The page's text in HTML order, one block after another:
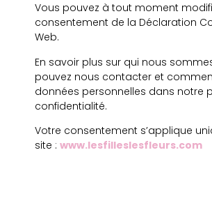
Vous pouvez à tout moment
consentement de la Déclaration
Web.
En savoir plus sur qui nous
pouvez nous contacter et
données personnelles dans notre
confidentialité.
Votre consentement s’applique
site : www.lesfilleslesfleurs.com